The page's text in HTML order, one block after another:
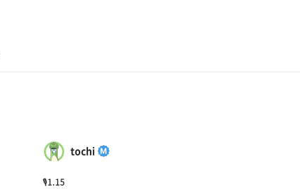
tochi
🎙1.15